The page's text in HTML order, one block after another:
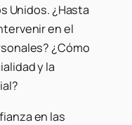
Unidos. ¿Hasta
en el
¿Cómo
y la
en las